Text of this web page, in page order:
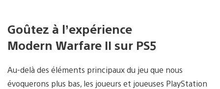
Goûtez à l’expérience
Modern Warfare II sur PS5
Au-delà des éléments principaux du jeu que nous
évoquerons plus bas, les joueurs et joueuses PlayStation